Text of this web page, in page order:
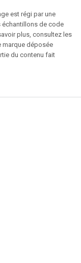
est régi par une
échantillons de code
plus, consultez les
marque déposée
du contenu fait